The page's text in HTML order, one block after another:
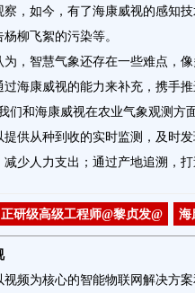
察，如今，有了海康威视的感知
柳飞絮的污染等。
为，智慧气象还存在一些难点，
海康威视的能力来补充，携手
们和海康威视在农业气象观测方
提供从种到收的实时监测，及时
减少人力支出；通过产地追溯，
正研级高级工程师@黎贞发@ 海
频为核心的智能物联网解决方案